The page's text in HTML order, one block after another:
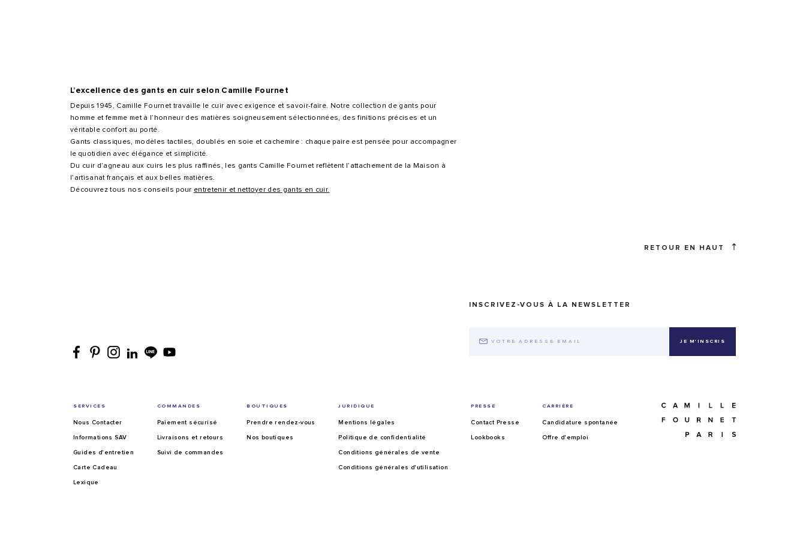
L’excellence des gants en cuir selon Camille Fournet
Depuis 1945, Camille Fournet travaille le cuir avec exigence et savoir-faire. Notre collection de gants pour
homme et femme met à l’honneur des matières soigneusement sélectionnées, des finitions précises et un
véritable confort au porté.
Gants classiques, modèles tactiles, doublés en soie et cachemire : chaque paire est pensée pour accompagner
le quotidien avec élégance et simplicité.
Du cuir d’agneau aux cuirs les plus raffinés, les gants Camille Fournet reflètent l’attachement de la Maison à
l’artisanat français et aux belles matières.
Découvrez tous nos conseils pour entretenir et nettoyer des gants en cuir.
RETOUR EN HAUT
INSCRIVEZ-VOUS À LA NEWSLETTER
SERVICES
Nous Contacter
Informations SAV
Guides d'entretien
Carte Cadeau
Lexique
COMMANDES
Paiement sécurisé
Livraisons et retours
Suivi de commandes
BOUTIQUES
Prendre rendez-vous
Nos boutiques
JURIDIQUE
Mentions légales
Politique de confidentialité
Conditions générales de vente
Conditions générales d'utilisation
PRESSE
Contact Presse
Lookbooks
CARRIÈRE
Candidature spontanée
Offre d'emploi